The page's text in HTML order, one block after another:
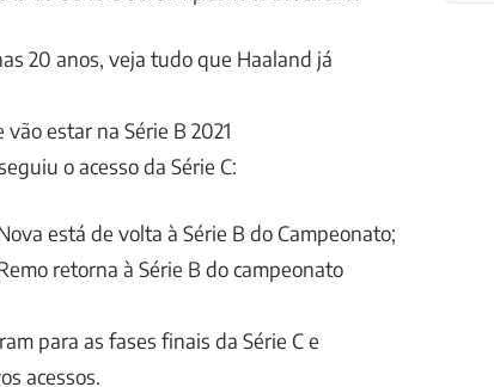
20 anos, veja tudo que Haaland já
estar na Série B 2021
o acesso da Série C:
está de volta à Série B do Campeonato;
retorna à Série B do campeonato
para as fases finais da Série C e
acessos.